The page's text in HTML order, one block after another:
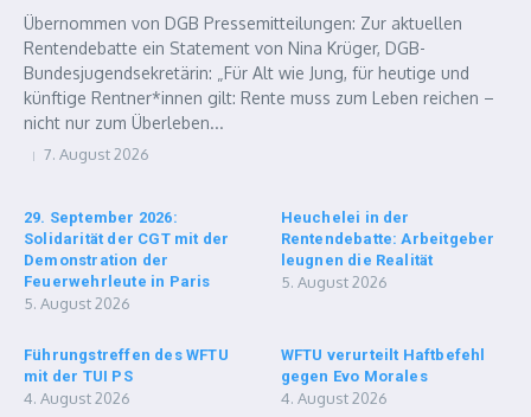
Übernommen von DGB Pressemitteilungen: Zur aktuellen
Rentendebatte ein Statement von Nina Krüger, DGB-
Bundesjugendsekretärin: „Für Alt wie Jung, für heutige und
künftige Rentner*innen gilt: Rente muss zum Leben reichen –
nicht nur zum Überleben...
7. August 2026
29. September 2026:
Solidarität der CGT mit der
Demonstration der
Feuerwehrleute in Paris
5. August 2026
Heuchelei in der
Rentendebatte: Arbeitgeber
leugnen die Realität
5. August 2026
Führungstreffen des WFTU
mit der TUI PS
4. August 2026
WFTU verurteilt Haftbefehl
gegen Evo Morales
4. August 2026